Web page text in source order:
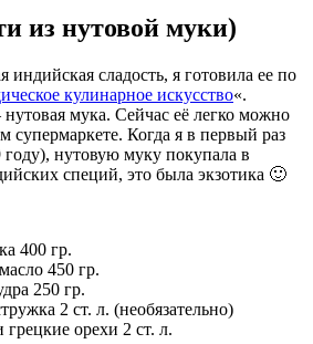
из нутовой муки)
сладость, я готовила ее по
кулинарное искусство«.
мука. Сейчас её легко можно
Когда я в первый раз
году), нутовую муку покупала в
специй, это была экзотика 🙂
400 гр.
450 гр.
250 гр.
2 ст. л. (необязательно)
орехи 2 ст. л.